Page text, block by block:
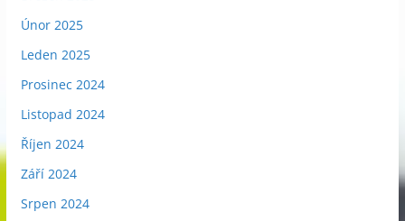
Únor 2025
Leden 2025
Prosinec 2024
Listopad 2024
Říjen 2024
Září 2024
Srpen 2024